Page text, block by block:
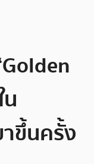
ขึ้นครั้ง